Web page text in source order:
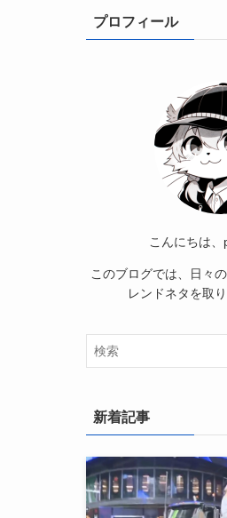
プロフィール
こんにちは、
このブログでは、日々
レンドネタを取
新着記事